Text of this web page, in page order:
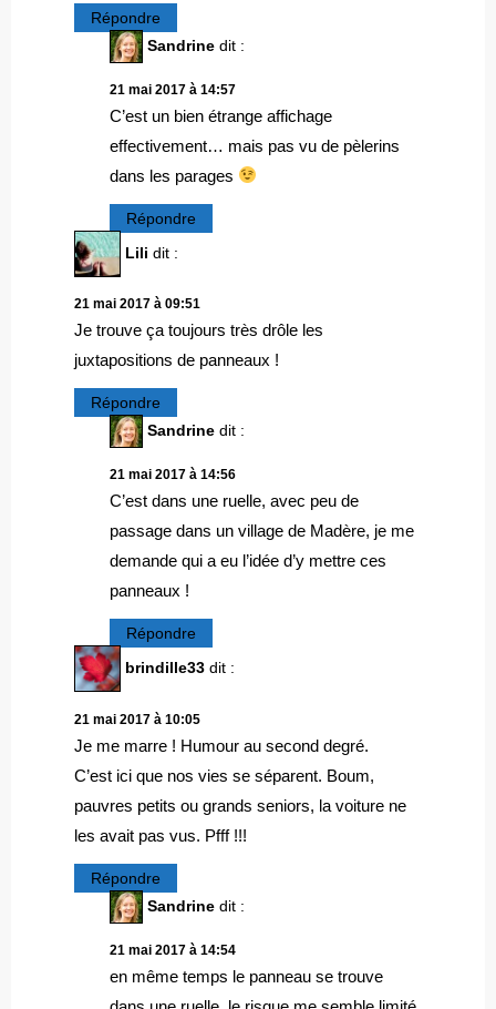
Répondre
Sandrine dit :
21 mai 2017 à 14:57
C’est un bien étrange affichage
effectivement… mais pas vu de pèlerins
dans les parages
Répondre
Lili dit :
21 mai 2017 à 09:51
Je trouve ça toujours très drôle les
juxtapositions de panneaux !
Répondre
Sandrine dit :
21 mai 2017 à 14:56
C’est dans une ruelle, avec peu de
passage dans un village de Madère, je me
demande qui a eu l’idée d’y mettre ces
panneaux !
Répondre
brindille33 dit :
21 mai 2017 à 10:05
Je me marre ! Humour au second degré.
C’est ici que nos vies se séparent. Boum,
pauvres petits ou grands seniors, la voiture ne
les avait pas vus. Pfff !!!
Répondre
Sandrine dit :
21 mai 2017 à 14:54
en même temps le panneau se trouve